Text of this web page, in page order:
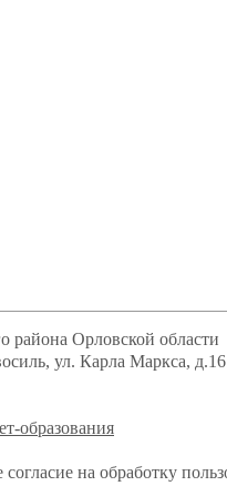
района Орловской области
ул. Карла Маркса, д.16
образования
на обработку